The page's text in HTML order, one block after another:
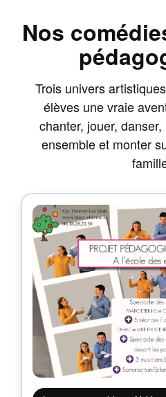
Nos
Trois univers
élèves une vraie
chanter, jouer,
ensemble et monter